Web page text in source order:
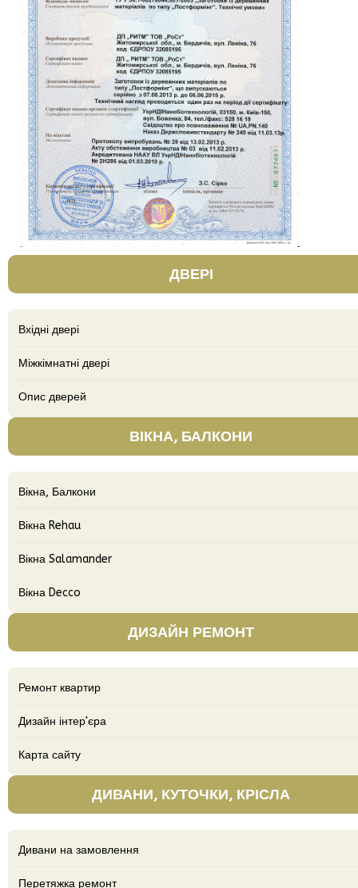
ДВЕРІ
Вхідні двері
Міжкімнатні двері
Опис дверей
ВІКНА, БАЛКОНИ
Вікна, Балкони
Вікна Rehau
Вікна Salamander
Вікна Decco
ДИЗАЙН РЕМОНТ
Ремонт квартир
Дизайн інтер'єра
Карта сайту
ДИВАНИ, КУТОЧКИ, КРІСЛА
Дивани на замовлення
Перетяжка ремонт